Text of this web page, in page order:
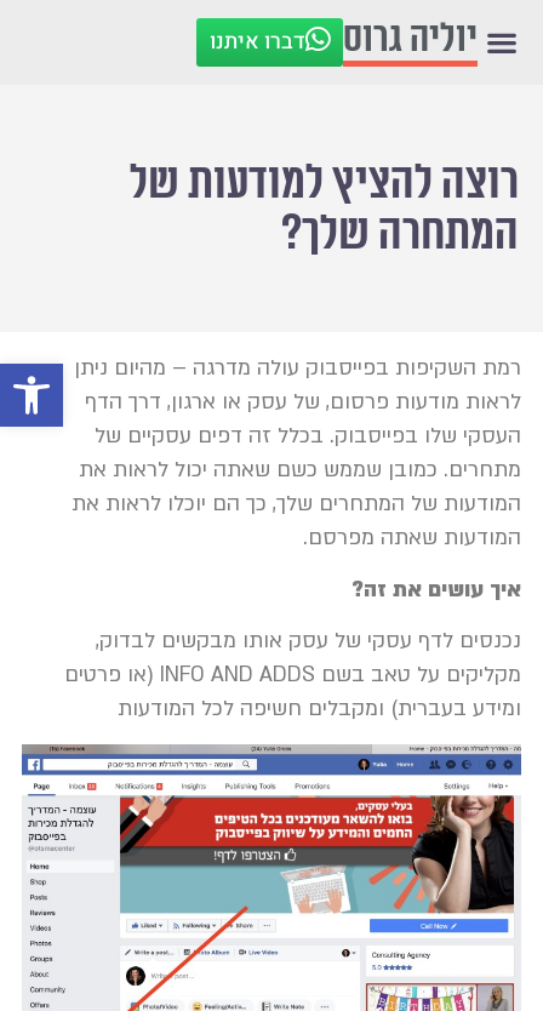
פתח
יוליה גרוס דברו איתנו
רוצה להציץ למודעות של
המתחרה שלך?
רמת השקיפות בפייסבוק עולה מדרגה – מהיום ניתן
לראות מודעות פרסום, של עסק או ארגון, דרך הדף
העסקי שלו בפייסבוק. בכלל זה דפים עסקיים של
מתחרים. כמובן שממש כשם שאתה יכול לראות את
המודעות של המתחרים שלך, כך הם יוכלו לראות את
המודעות שאתה מפרסם.
איך עושים את זה?
נכנסים לדף עסקי של עסק אותו מבקשים לבדוק,
מקליקים על טאב בשם INFO AND ADDS (או פרטים
ומידע בעברית) ומקבלים חשיפה לכל המודעות